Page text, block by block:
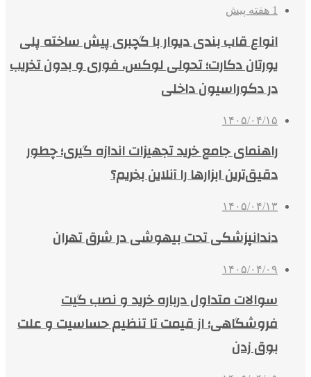
1 هفته پیش
انواع قاب بندی دیوار با گچبری پیش ساخته پلی
یورتان دکارت؛ تحولی لوکس، فوری و بدون تخریب
در دکوراسیون داخلی
۱۴۰۵/۰۴/۱۵
راهنمای جامع خرید تجهیزات اندازه گیری؛ چطور
دقیق‌ترین ابزارها را آنلاین بخریم؟
۱۴۰۵/۰۴/۱۳
دندانپزشکی تحت بیهوشی در شرق تهران
۱۴۰۵/۰۴/۰۹
سوالات متداول درباره خرید و نصب گیت
فروشگاهی؛ از قیمت تا تنظیم حساسیت و علت
بوق زدن